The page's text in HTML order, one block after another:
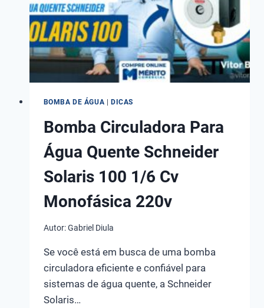
BOMBA DE ÁGUA |DICAS
Bomba Circuladora Para
Água Quente Schneider
Solaris 100 1/6 Cv
Monofásica 220v
Autor: Gabriel Diula
Se você está em busca de uma bomba
circuladora eficiente e confiável para
sistemas de água quente, a Schneider
Solaris…